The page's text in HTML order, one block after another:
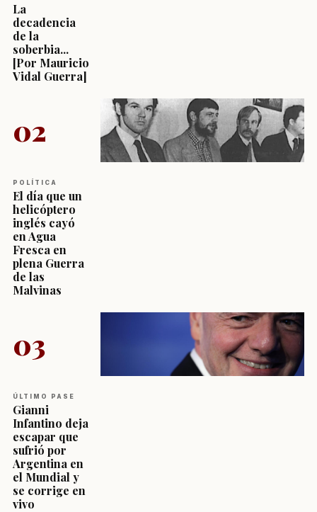
La
decadencia
de la
soberbia...
[Por Mauricio
Vidal Guerra]
02
POLÍTICA
El día que un
helicóptero
inglés cayó
en Agua
Fresca en
plena Guerra
de las
Malvinas
03
ÚLTIMO PASE
Gianni
Infantino deja
escapar que
sufrió por
Argentina en
el Mundial y
se corrige en
vivo